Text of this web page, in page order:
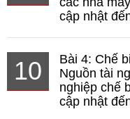
cập nhật
10
Bài 4: Chế
Nguồn tài
nghiệp chế
cập nhật